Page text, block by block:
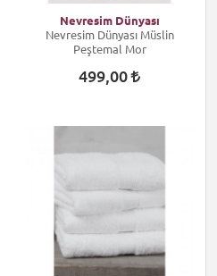
Nevresim Dünyası
Nevresim Dünyası Müslin
Peştemal Mor
499,00